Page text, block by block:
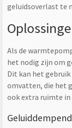
geluidsoverlast te
Als de
het nodig zijn om
Dit kan het gebruik
omvatten, die het
ook extra ruimte